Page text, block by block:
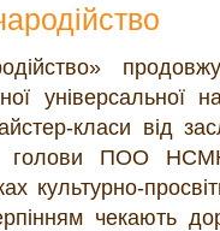
універсальної
класи від
голови ПОО
культурно-
чекають